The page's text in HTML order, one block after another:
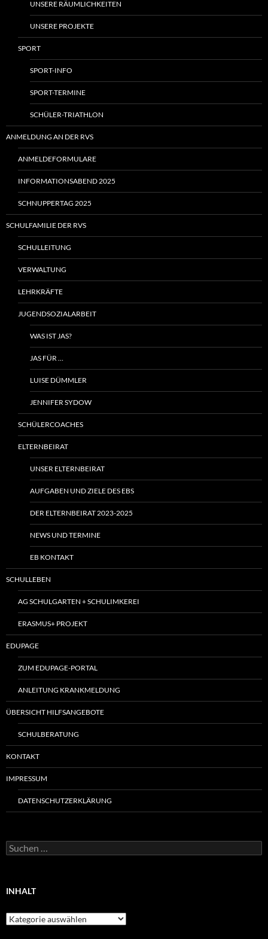
UNSERE RÄUMLICHKEITEN
UNSERE PROJEKTE
SPORT
SPORT-INFO
SPORT-TERMINE
SCHÜLER-TRIATHLON
ANMELDUNG AN DER RVS
ANMELDEFORMULARE
INFORMATIONSABEND 2025
SCHNUPPERTAG 2025
SCHULFAMILIE DER RVS
SCHULLEITUNG
VERWALTUNG
LEHRKRÄFTE
JUGENDSOZIALARBEIT
WAS IST JAS?
JAS FÜR …
LUISE DÜMMLER
JENNIFER SYDOW
SCHÜLERCOACHES
ELTERNBEIRAT
UNSER ELTERNBEIRAT
AUFGABEN UND ZIELE DES EBS
DER ELTERNBEIRAT 2023-2025
NEWS UND TERMINE
EB KONTAKT
SCHULLEBEN
AG SCHULGARTEN + SCHULIMKEREI
ERASMUS+ PROJEKT
EDUPAGE
ZUM EDUPAGE-PORTAL
ANLEITUNG KRANKMELDUNG
ÜBERSICHT HILFSANGEBOTE
SCHULBERATUNG
KONTAKT
IMPRESSUM
DATENSCHUTZERKLÄRUNG
Suchen
nach:
INHALT
Inhalt